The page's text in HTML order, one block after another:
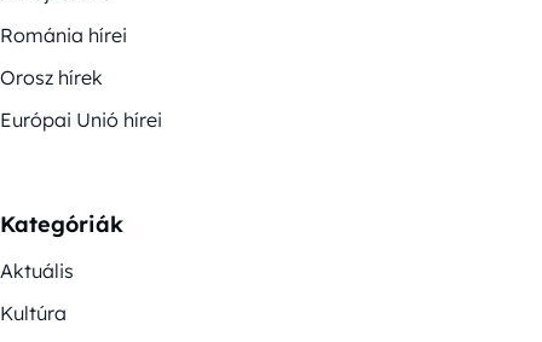
Románia hírei
Orosz hírek
Európai Unió hírei
Kategóriák
Aktuális
Kultúra